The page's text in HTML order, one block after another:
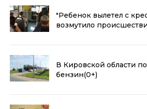
"Ребенок вылетел с
возмутило
В Кировской области
бензин(0+)